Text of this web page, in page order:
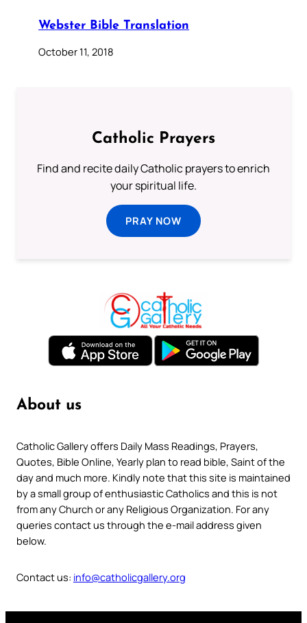
Webster Bible Translation
October 11, 2018
Catholic Prayers
Find and recite daily Catholic prayers to enrich
your spiritual life.
PRAY NOW
About us
Catholic Gallery offers Daily Mass Readings, Prayers,
Quotes, Bible Online, Yearly plan to read bible, Saint of the
day and much more. Kindly note that this site is maintained
by a small group of enthusiastic Catholics and this is not
from any Church or any Religious Organization. For any
queries contact us through the e-mail address given
below.
Contact us: info@catholicgallery.org